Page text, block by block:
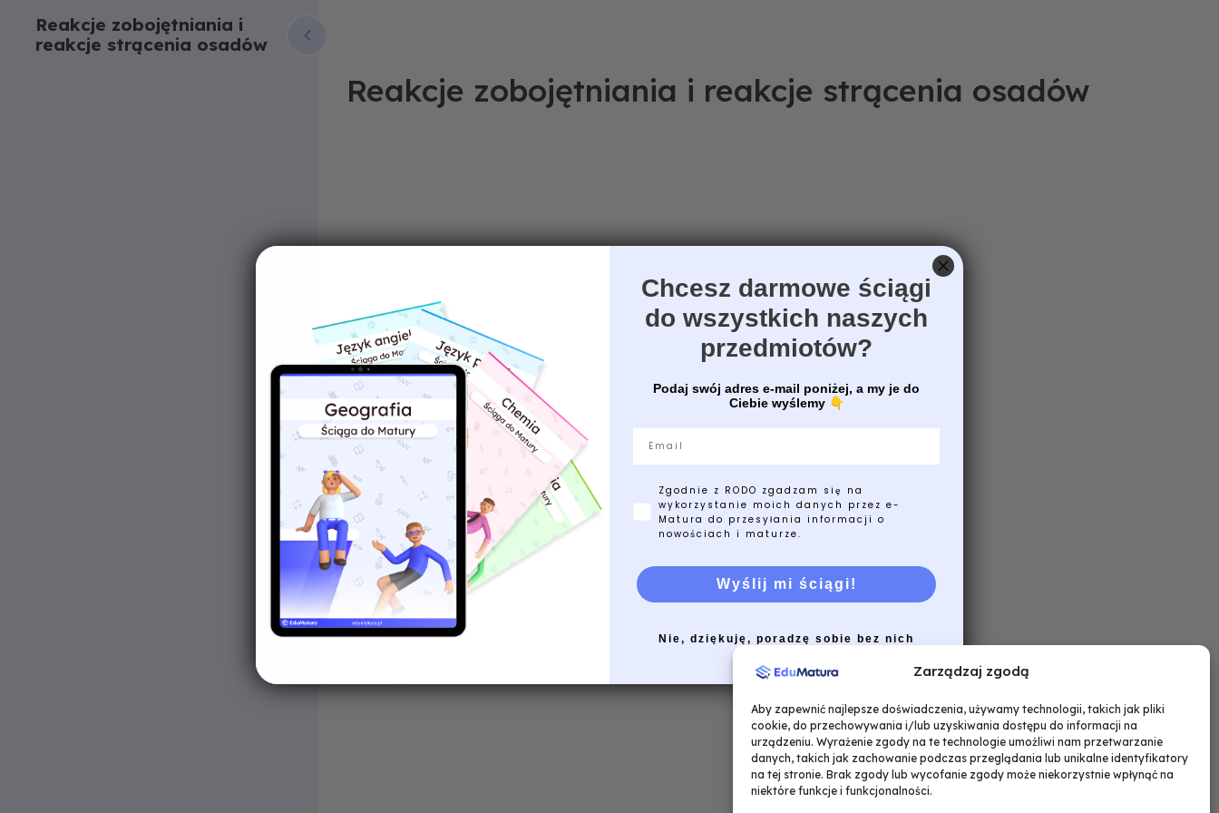
Zarządzaj zgodą
Aby zapewnić najlepsze doświadczenia, używamy technologii, takich jak pliki
cookie, do przechowywania i/lub uzyskiwania dostępu do informacji na
urządzeniu. Wyrażenie zgody na te technologie umożliwi nam przetwarzanie
danych, takich jak zachowanie podczas przeglądania lub unikalne identyfikatory
na tej stronie. Brak zgody lub wycofanie zgody może niekorzystnie wpłynąć na
niektóre funkcje i funkcjonalności.
Reakcje zobojętniania i
reakcje strącenia osadów
Reakcje zobojętniania i reakcje strącenia osadów
Chcesz darmowe ściągi
do wszystkich naszych
przedmiotów?
Podaj swój adres e-mail poniżej, a my je do
Ciebie wyślemy 👇
Zgodnie z RODO zgadzam się na
wykorzystanie moich danych przez e-
Matura do przesyłania informacji o
nowościach i maturze.
Wyślij mi ściągi!
Nie, dziękuję, poradzę sobie bez nich